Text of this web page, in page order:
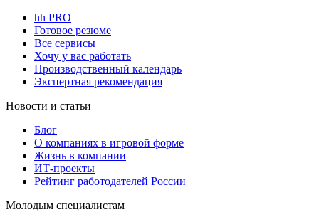
hh PRO
Готовое резюме
Все сервисы
Хочу у вас работать
Производственный календарь
Экспертная рекомендация
Новости и статьи
Блог
О компаниях в игровой форме
Жизнь в компании
ИТ-проекты
Рейтинг работодателей России
Молодым специалистам